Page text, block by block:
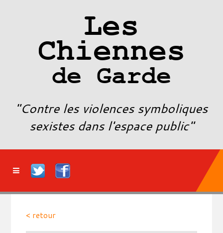
Les
Chiennes
de Garde
"Contre les violences symboliques
sexistes dans l'espace public"
< retour